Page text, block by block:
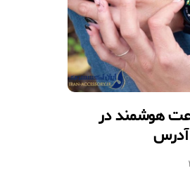
هوشمند در
آدرس